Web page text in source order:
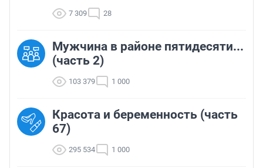
7 309 28
Мужчина в районе пятидесяти...
(часть 2)
103 379 1 000
Красота и беременность (часть
67)
295 534 1 000